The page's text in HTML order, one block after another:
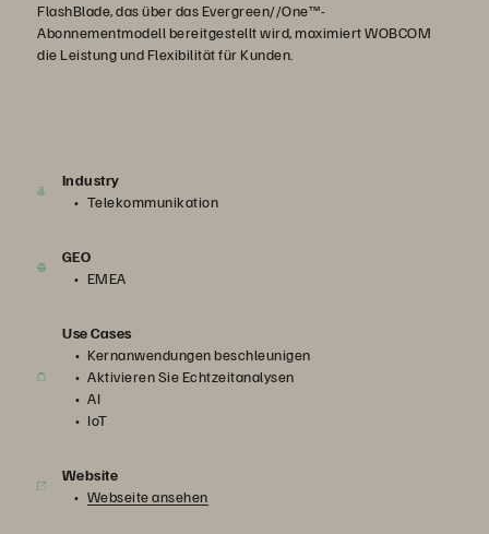
FlashBlade, das über das Evergreen//One™-
Abonnementmodell bereitgestellt wird, maximiert WOBCOM
die Leistung und Flexibilität für Kunden.
Industry
Telekommunikation
GEO
EMEA
Use Cases
Kernanwendungen beschleunigen
Aktivieren Sie Echtzeitanalysen
AI
IoT
Website
Webseite ansehen